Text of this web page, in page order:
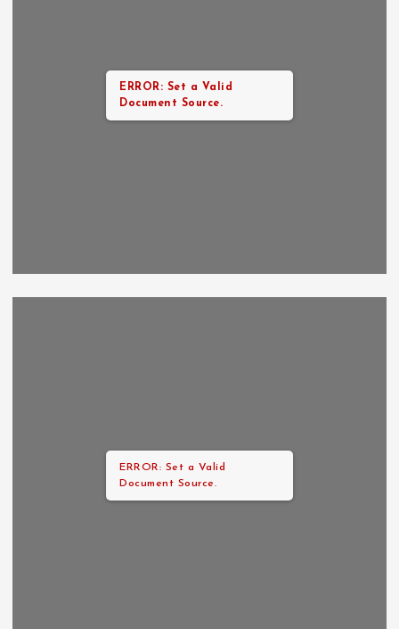
ERROR: Set a Valid
Document Source.
ERROR: Set a Valid
Document Source.